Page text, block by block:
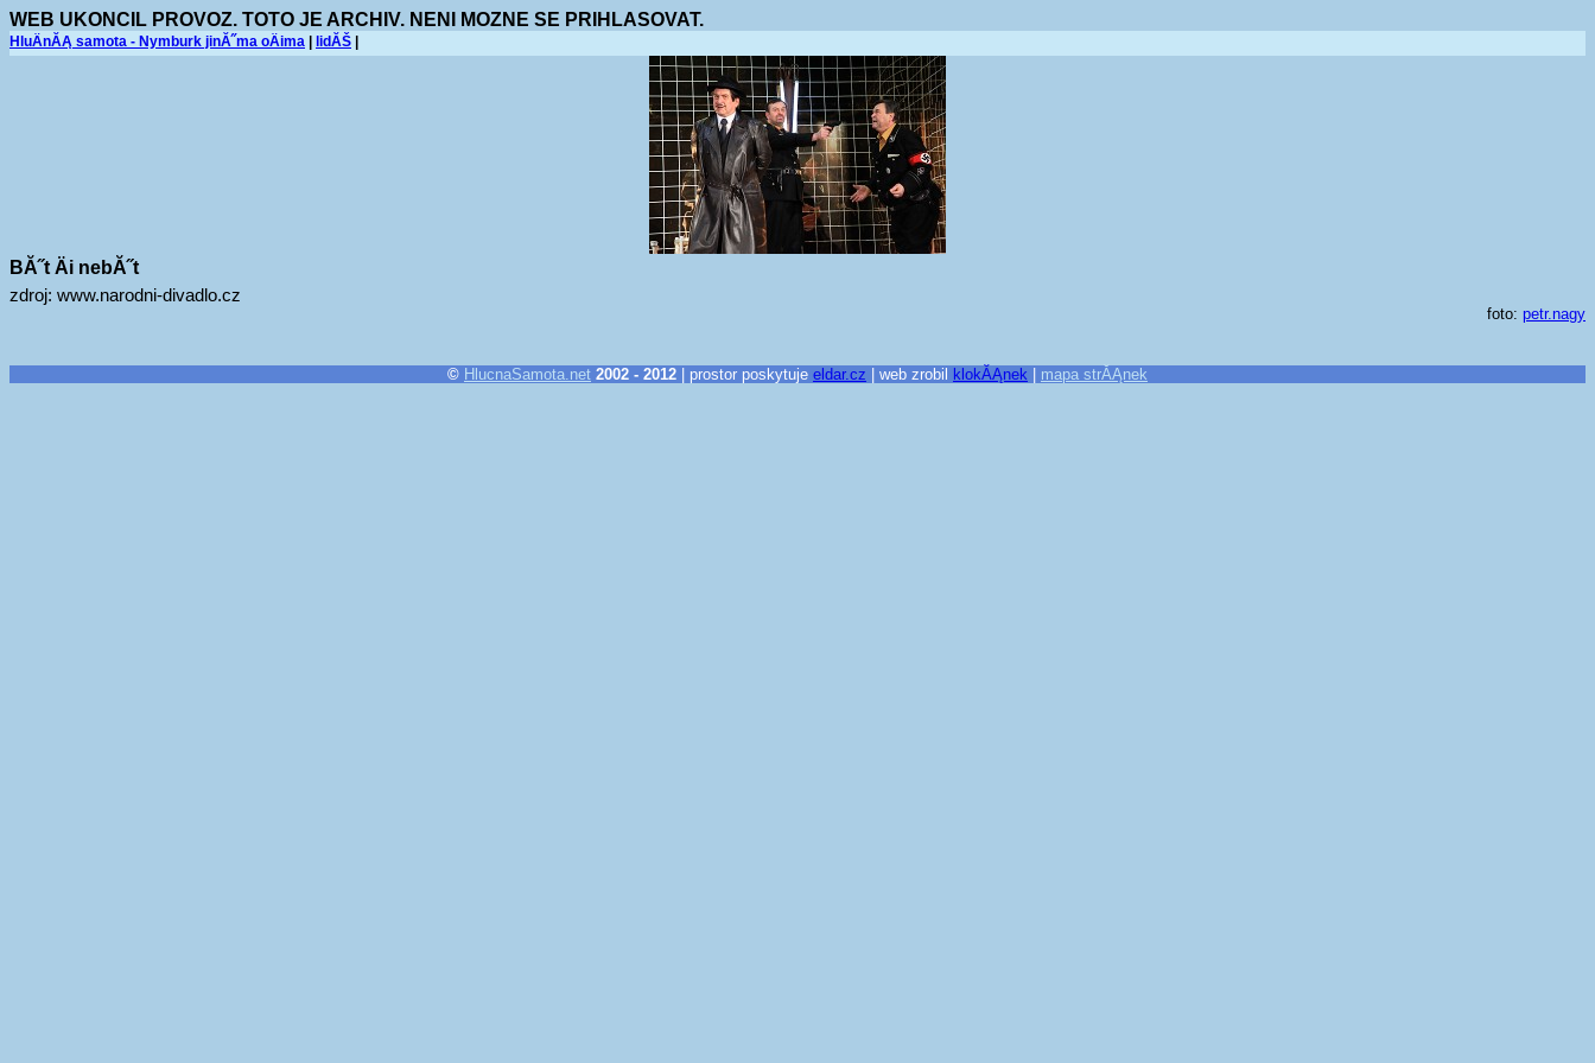
WEB UKONCIL PROVOZ. TOTO JE ARCHIV. NENI MOZNE SE PRIHLASOVAT.
HluÄnĂĄ samota - Nymburk jinĂ˝ma oÄima lidĂŠ
BĂ˝t Äi nebĂ˝t
zdroj: www.narodni-divadlo.cz
foto: petr.nagy
© HlucnaSamota.net 2002 - 2012 | prostor poskytuje eldar.cz | web zrobil klokĂĄnek mapa strĂĄnek